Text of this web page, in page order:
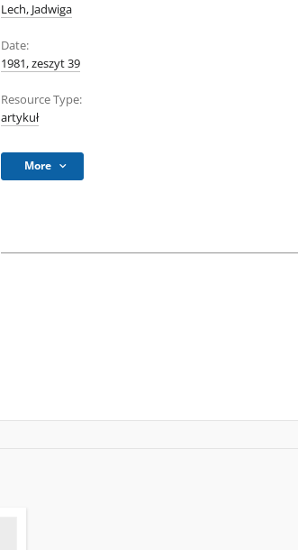
Lech, Jadwiga
Date:
1981, zeszyt 39
Resource Type:
artykuł
More